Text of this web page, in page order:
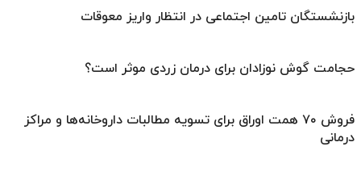
بازنشستگان تامین اجتماعی در انتظار واریز معوقات
حجامت گوش نوزادان برای درمان زردی موثر است؟
فروش ۷۰ همت اوراق برای تسویه مطالبات داروخانه‌ها و مراکز
درمانی